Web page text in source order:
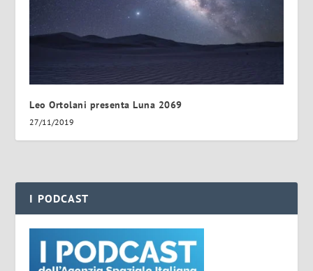
Leo Ortolani presenta Luna 2069
27/11/2019
I PODCAST